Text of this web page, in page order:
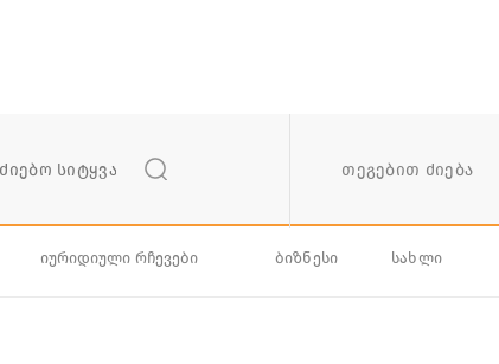
თეგებით ძიება
იურიდიული რჩევები ბიზნესი სახლი